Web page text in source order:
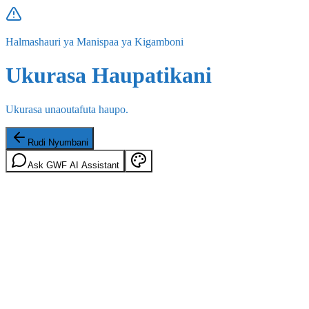
Halmashauri ya Manispaa ya Kigamboni
Ukurasa Haupatikani
Ukurasa unaoutafuta haupo.
Rudi Nyumbani
Ask GWF AI Assistant